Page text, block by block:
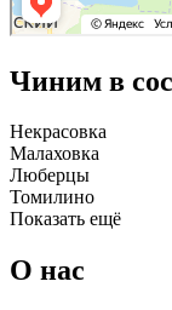
Чиним в
Некрасовка
Малаховка
Люберцы
Томилино
Показать ещё
О нас